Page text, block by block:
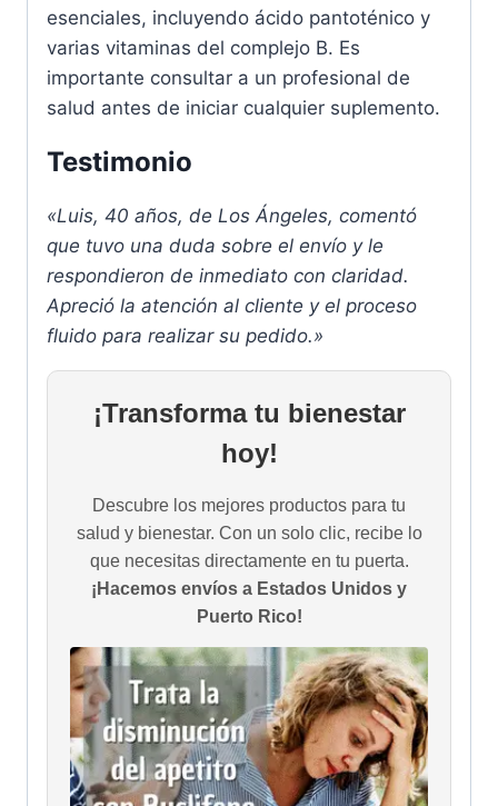
esenciales, incluyendo ácido pantoténico y
varias vitaminas del complejo B. Es
importante consultar a un profesional de
salud antes de iniciar cualquier suplemento.
Testimonio
«Luis, 40 años, de Los Ángeles, comentó
que tuvo una duda sobre el envío y le
respondieron de inmediato con claridad.
Apreció la atención al cliente y el proceso
fluido para realizar su pedido.»
¡Transforma tu bienestar
hoy!
Descubre los mejores productos para tu
salud y bienestar. Con un solo clic, recibe lo
que necesitas directamente en tu puerta.
¡Hacemos envíos a Estados Unidos y
Puerto Rico!